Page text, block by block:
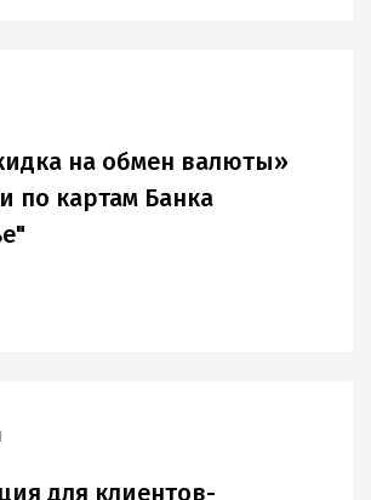
на обмен валюты»
по картам Банка
для клиентов-